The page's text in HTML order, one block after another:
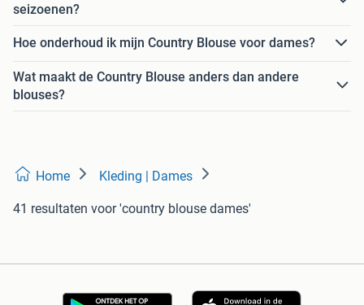
seizoenen?
Hoe onderhoud ik mijn Country Blouse voor dames?
Wat maakt de Country Blouse anders dan andere
blouses?
Home Kleding | Dames
41 resultaten voor 'country blouse dames'